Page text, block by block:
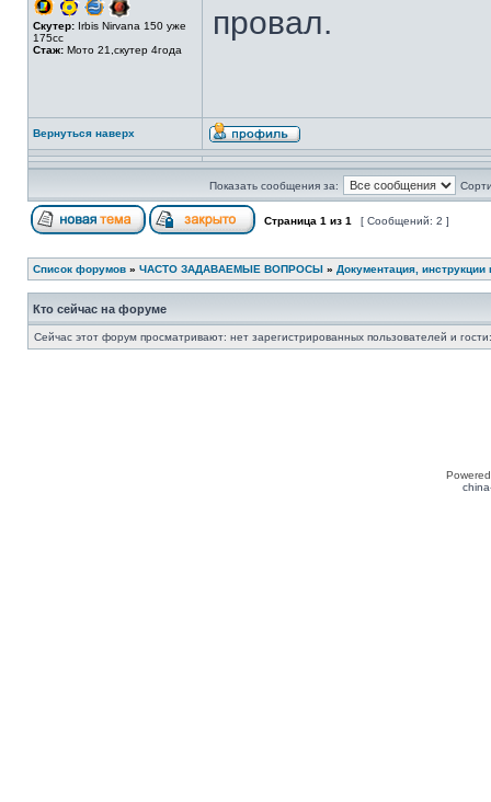
Скутер: Irbis Nirvana 150 уже
175сс
Стаж: Мото 21,скутер 4года
провал.
Вернуться наверх
Показать сообщения за:
Страница 1 из 1 [ Сообщений: 2 ]
Список форумов » ЧАСТО ЗАДАВАЕМЫЕ ВОПРОСЫ » Документация, инструкции
Кто сейчас на форуме
Сейчас этот форум просматривают: нет зарегистрированных пользователей и